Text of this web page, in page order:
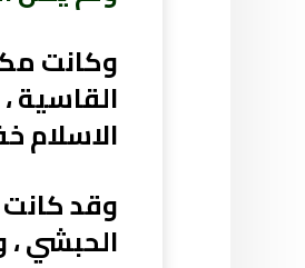
وكانت
القاسية
الاسلام
وقد كانت
الحبشي